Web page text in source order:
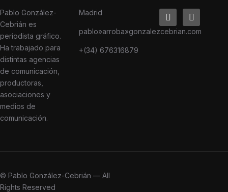
Pablo González-
Cebrián es
periodista gráfico.
Ha trabajado para
distintas agencias
de comunicación,
productoras,
asociaciones y
medios de
comunicación.
Madrid
pablo»arroba»gonzalezcebrian.com
+(34) 676316879
linkedin instagram
© Pablo González-Cebrián — All
Rights Reserved